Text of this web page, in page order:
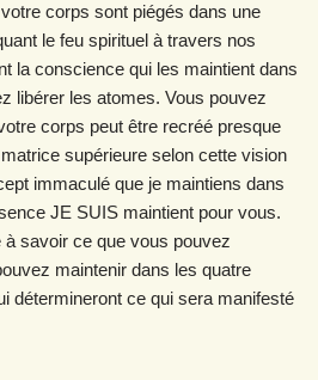
corps sont piégés dans une
le feu spirituel à travers nos
la conscience qui les maintient dans
libérer les atomes. Vous pouvez
corps peut être recréé presque
supérieure selon cette vision
immaculé que je maintiens dans
JE SUIS maintient pour vous.
à savoir ce que vous pouvez
maintenir dans les quatre
détermineront ce qui sera manifesté